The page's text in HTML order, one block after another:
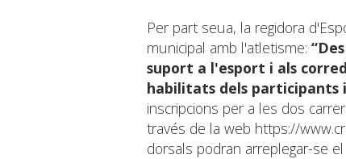
Per part seua, la regidora
municipal amb l'atletisme:
suport a l'esport i als
habilitats dels participants
inscripcions per a les dos
través de la web https://
dorsals podran arreplegar-se